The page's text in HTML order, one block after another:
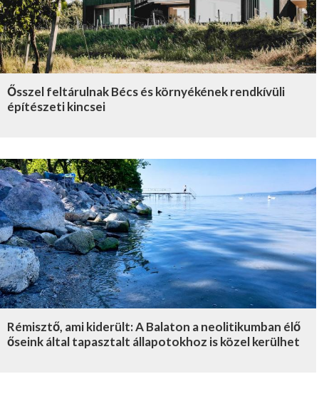
Ősszel feltárulnak Bécs és környékének rendkívüli
építészeti kincsei
Rémisztő, ami kiderült: A Balaton a neolitikumban élő
őseink által tapasztalt állapotokhoz is közel kerülhet